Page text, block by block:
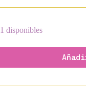
1 disponibles